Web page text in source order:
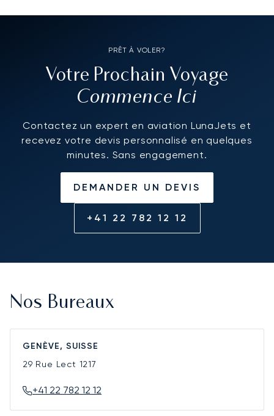
PRÊT À VOLER?
Votre Prochain Voyage
Commence Ici
Contactez un expert en aviation LunaJets et
recevez votre devis personnalisé en quelques
minutes. Sans engagement.
DEMANDER UN DEVIS
+41 22 782 12 12
Nos Bureaux
GENÈVE, SUISSE
29 Rue Lect 1217
+41 22 782 12 12